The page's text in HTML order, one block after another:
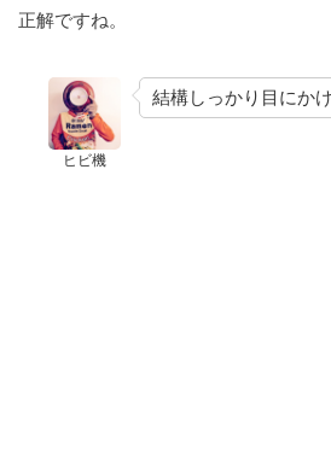
正解ですね。
ヒビ機
結構しっかり目にか